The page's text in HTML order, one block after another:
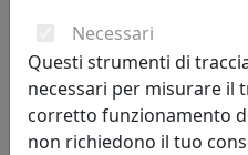
i più visitati
scopri iprodottiche
Necessari
Questi strumenti di
necessari per misurare il
corretto funzionamento
non richiedono il tuo